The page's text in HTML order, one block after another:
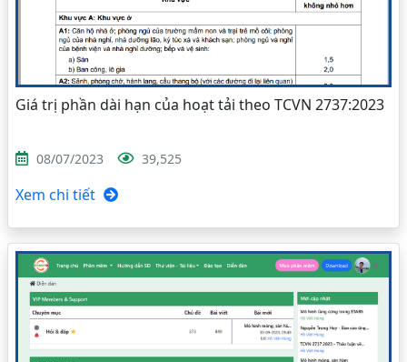
Giá trị phần dài hạn của hoạt tải theo TCVN 2737:2023
08/07/2023 39,525
Xem chi tiết